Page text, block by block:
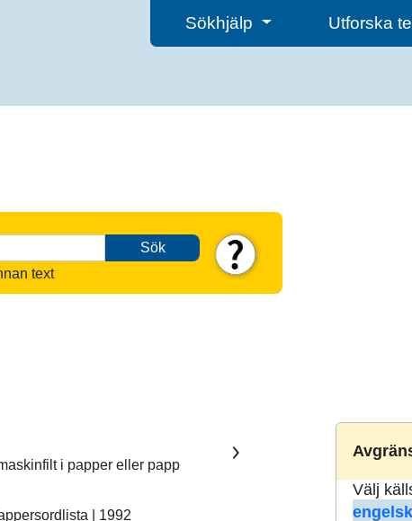
Sökhjälp Utforska
Sök
text
Välj
i papper eller papp
| 1992